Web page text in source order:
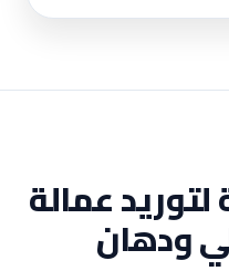
لتوريد عمالة
ودهان